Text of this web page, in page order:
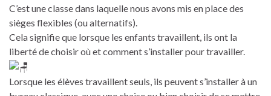
C’est une classe dans laquelle nous avons mis en place des
sièges flexibles (ou alternatifs).
Cela signifie que lorsque les enfants travaillent, ils ont la
liberté de choisir où et comment s’installer pour travailler.
Lorsque les élèves travaillent seuls, ils peuvent s’installer à un